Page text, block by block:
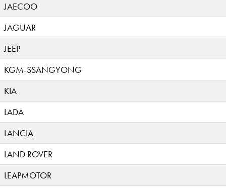
JAECOO
JAGUAR
JEEP
KGM-SSANGYONG
KIA
LADA
LANCIA
LAND ROVER
LEAPMOTOR